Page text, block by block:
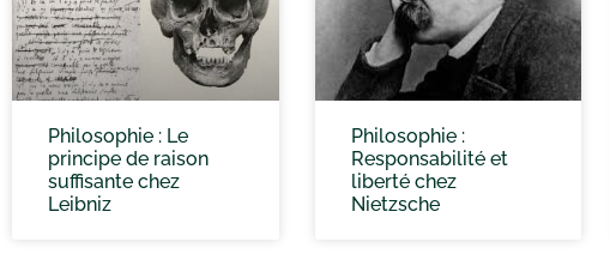
Philosophie : Le
principe de raison
suffisante chez
Leibniz
Philosophie :
Responsabilité et
liberté chez
Nietzsche